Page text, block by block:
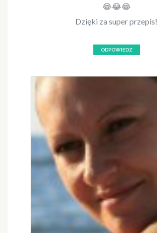
😂😂😂
Dzięki za super przepis!
ODPOWIEDZ